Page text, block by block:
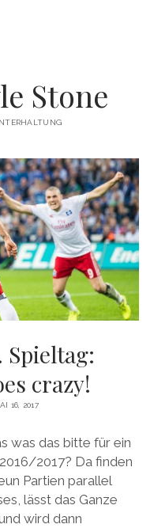
Stone
Spieltag:
crazy!
16, 2017
was das bitte für ein
2017? Da finden
Partien parallel
lässt das Ganze
wird dann